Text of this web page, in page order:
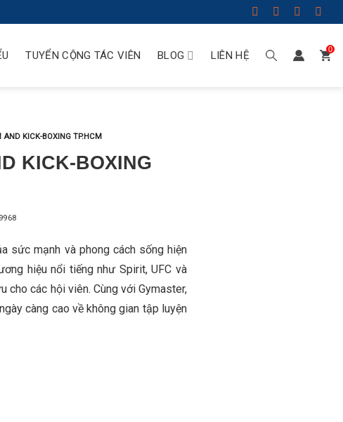
TUYỂN CỘNG TÁC VIÊN BLOG LIÊN HỆ 0
AND KICK-BOXING TP.HCM
KICK-BOXING
sức mạnh và phong cách sống hiện
hiệu nổi tiếng như Spirit, UFC và
cho các hội viên. Cùng với Gymaster,
càng cao về không gian tập luyện